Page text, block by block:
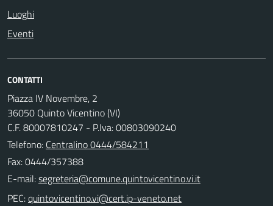
Luoghi
Eventi
CONTATTI
Piazza IV Novembre, 2
36050 Quinto Vicentino (VI)
C.F. 80007810247 - P.Iva: 00803090240
Telefono: Centralino 0444/584211
Fax: 0444/357388
E-mail:
PEC: